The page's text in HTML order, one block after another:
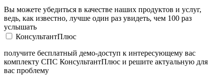
Вы можете убедиться в качестве наших продуктов и услуг,
ведь, как известно, лучше один раз увидеть, чем 100 раз
услышать
КонсультантПлюс
получите бесплатный демо-доступ к интересующему вас
комплекту СПС КонсультантПлюс и решите актуальную для
вас проблему